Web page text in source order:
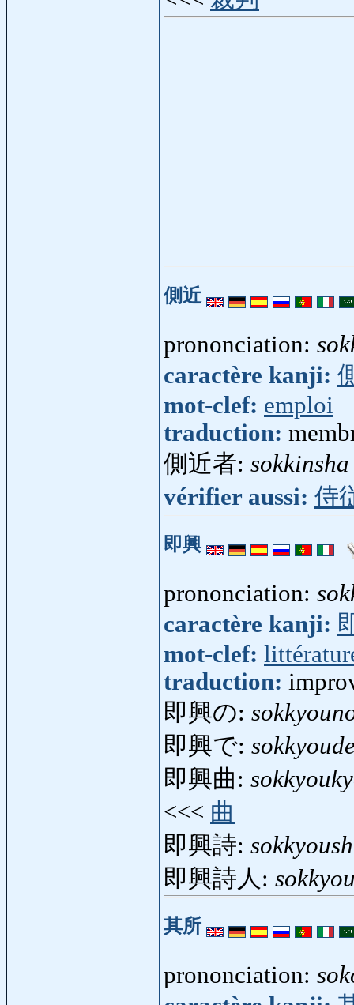
側近
prononciation:
caractère kanji:
mot-clef: emploi
traduction:
側近者: sokkinsha
vérifier aussi: 侍
即興
prononciation:
caractère kanji:
mot-clef:
traduction:
即興の:
即興で:
即興曲:
<<< 曲
即興詩:
即興詩人:
其所
prononciation: